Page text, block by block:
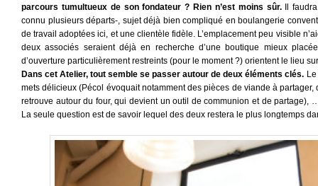
parcours tumultueux de son fondateur ? Rien n’est moins sûr. Il
connu plusieurs départs-, sujet déjà bien compliqué en boulangerie
de travail adoptées ici, et une clientèle fidèle. L’emplacement peu visible
deux associés seraient déjà en recherche d’une boutique mieux
d’ouverture particulièrement restreints (pour le moment ?) orientent le lieu
Dans cet Atelier, tout semble se passer autour de deux éléments clés.
mets délicieux (Pécol évoquait notamment des pièces de viande à
retrouve autour du four, qui devient un outil de communion et de partage),
La seule question est de savoir lequel des deux restera le plus longtemps